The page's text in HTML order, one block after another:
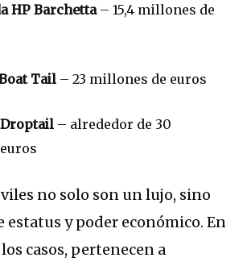
HP Barchetta– 15,4 millones de
Tail – 23 millones de euros
– alrededor de 30
no solo son un lujo, sino
estatus y poder económico. En
casos, pertenecen a